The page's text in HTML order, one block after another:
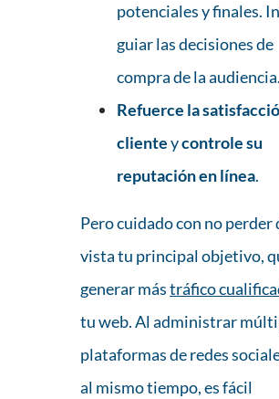
potenciales y finales.
guiar las decisiones de
compra de la audiencia.
Refuerce la
clienteycontrole su
reputación en línea.
Pero cuidado con no perder
vista tu principal objetivo,
generar mástráfico
tu web. Al administrar
plataformas de redes
al mismo tiempo, es fácil